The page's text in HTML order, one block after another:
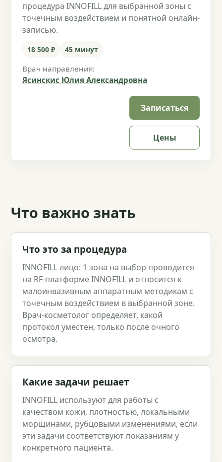
процедура INNOFILL для выбранной зоны с
точечным воздействием и понятной онлайн-
записью.
18 500 ₽ 45 минут
Врач направления:
Ясинскис Юлия Александровна
Записаться
Цены
Что важно знать
Что это за процедура
INNOFILL лицо: 1 зона на выбор проводится
на RF-платформе INNOFILL и относится к
малоинвазивным аппаратным методикам с
точечным воздействием в выбранной зоне.
Врач‑косметолог определяет, какой
протокол уместен, только после очного
осмотра.
Какие задачи решает
INNOFILL используют для работы с
качеством кожи, плотностью, локальными
морщинами, рубцовыми изменениями, если
эти задачи соответствуют показаниям у
конкретного пациента.